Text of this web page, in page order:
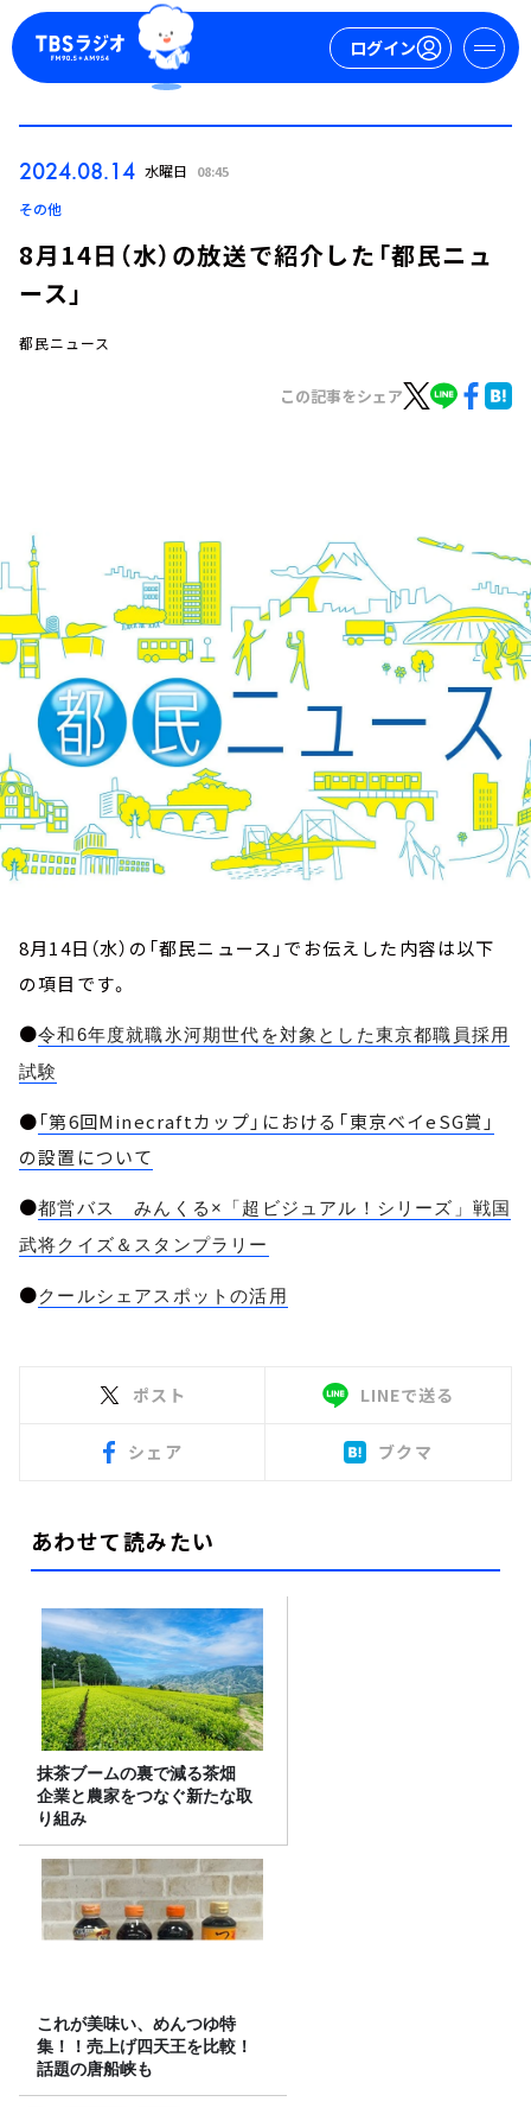
ログイン
イベント・グッズ
YouTube
会社情報
2024.08.14 水曜日 08:45
その他
8月14日（水）の放送で紹介した「都民ニュ
ース」
都民ニュース
この記事をシェア
8月14日（水）の「都民ニュース」でお伝えした内容は以下
の項目です。
●令和6年度就職氷河期世代を対象とした東京都職員採用
試験
●「第6回Minecraftカップ」における「東京ベイeSG賞」
の設置について
●都営バス みんくる×「超ビジュアル！シリーズ」戦国
武将クイズ＆スタンプラリー
●クールシェアスポットの活用
ポスト LINEで送る
シェア ブクマ
あわせて読みたい
抹茶ブームの裏で減る茶畑
企業と農家をつなぐ新たな取
り組み
これが美味い、めんつゆ特
集！！売上げ四天王を比較！
話題の唐船峡も